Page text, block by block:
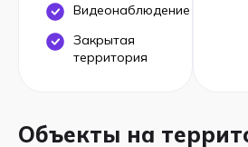
Видеонаблюдение
Закрытая
территория
Объекты на